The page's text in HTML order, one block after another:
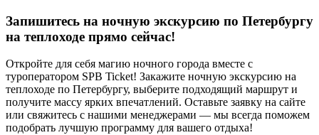
Запишитесь на ночную экскурсию по Петербургу
на теплоходе прямо сейчас!
Откройте для себя магию ночного города вместе с
туроператором SPB Ticket! Закажите ночную экскурсию на
теплоходе по Петербургу, выберите подходящий маршрут и
получите массу ярких впечатлений. Оставьте заявку на сайте
или свяжитесь с нашими менеджерами — мы всегда поможем
подобрать лучшую программу для вашего отдыха!